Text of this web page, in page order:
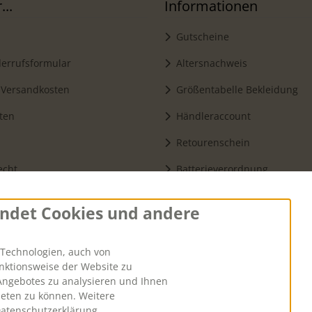
Informationen
Gutscheine
Altersnachweis
Größentabelle Bekleidung
Händleraccount
Retourenschein
Batterieverordnung
Cookies und andere
auch von
der Website zu
zu analysieren und Ihnen
zu können. Weitere